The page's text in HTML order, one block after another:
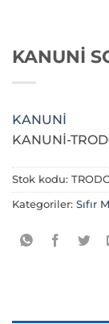
KANUNİ
KANUNİ
KANUNİ-
Stok kodu:
Kategoriler: Sıfır